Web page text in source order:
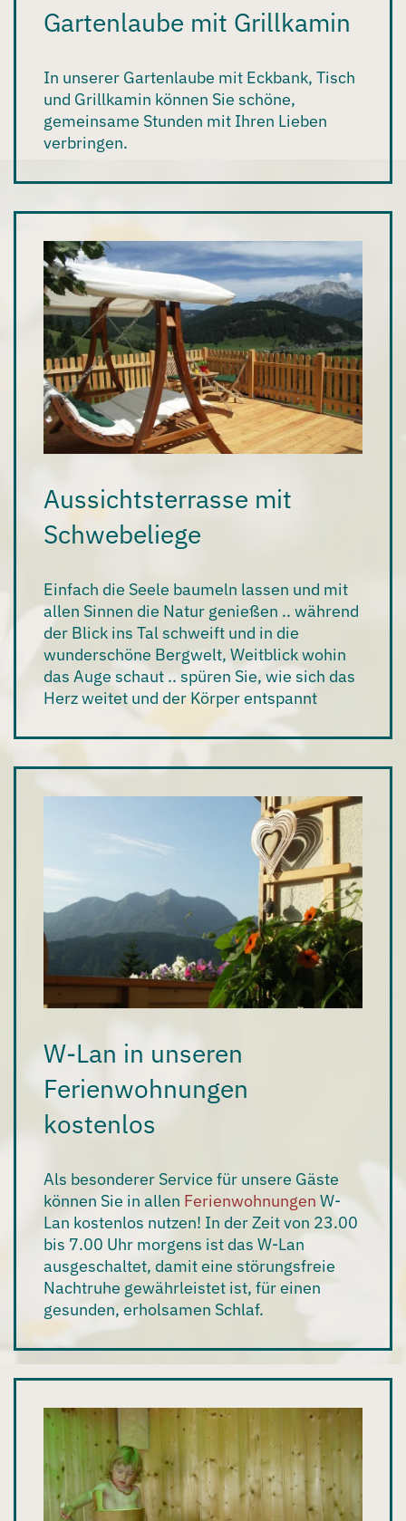
Gartenlaube mit Grillkamin
In unserer Gartenlaube mit Eckbank, Tisch
und Grillkamin können Sie schöne,
gemeinsame Stunden mit Ihren Lieben
verbringen.
Aussichtsterrasse mit
Schwebeliege
Einfach die Seele baumeln lassen und mit
allen Sinnen die Natur genießen .. während
der Blick ins Tal schweift und in die
wunderschöne Bergwelt, Weitblickwohin
das Auge schaut .. spüren Sie, wie sich das
Herz weitet und der Körper entspannt
W-Lan in unseren
Ferienwohnungen
kostenlos
Als besonderer Service für unsere Gäste
können Sie in allen Ferienwohnungen W-
Lan kostenlos nutzen! In der Zeit von 23.00
bis 7.00 Uhr morgens ist das W-Lan
ausgeschaltet, damit eine störungsfreie
Nachtruhe gewährleistet ist, für einen
gesunden, erholsamen Schlaf.